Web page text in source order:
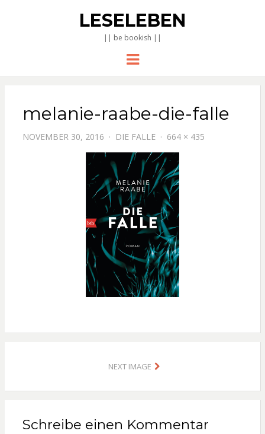
LESELEBEN
|| be bookish ||
Menu
melanie-raabe-die-falle
NOVEMBER 30, 2016 DIE FALLE 664 × 435
NEXT IMAGE
Schreibe einen Kommentar